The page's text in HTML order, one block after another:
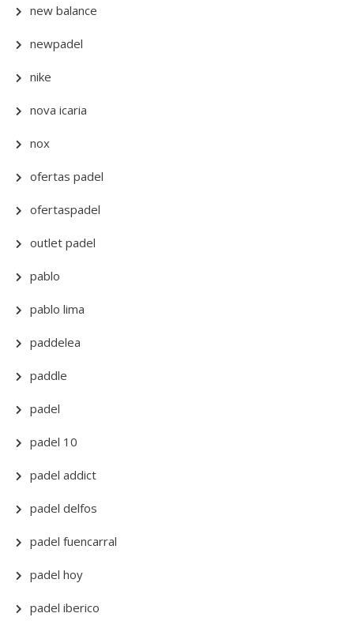
new balance
newpadel
nike
nova icaria
nox
ofertas padel
ofertaspadel
outlet padel
pablo
pablo lima
paddelea
paddle
padel
padel 10
padel addict
padel delfos
padel fuencarral
padel hoy
padel iberico